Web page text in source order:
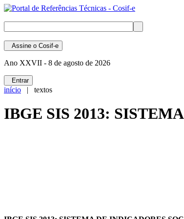
Assine o Cosif-e
Ano XXVII - 8 de agosto de 2026
Entrar
início | textos
IBGE SIS 2013: